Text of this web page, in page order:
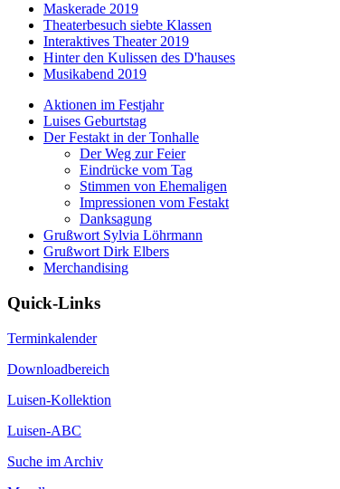
Maskerade 2019
Theaterbesuch siebte Klassen
Interaktives Theater 2019
Hinter den Kulissen des D'hauses
Musikabend 2019
Aktionen im Festjahr
Luises Geburtstag
Der Festakt in der Tonhalle
Der Weg zur Feier
Eindrücke vom Tag
Stimmen von Ehemaligen
Impressionen vom Festakt
Danksagung
Grußwort Sylvia Löhrmann
Grußwort Dirk Elbers
Merchandising
Quick-Links
Terminkalender
Downloadbereich
Luisen-Kollektion
Luisen-ABC
Suche im Archiv